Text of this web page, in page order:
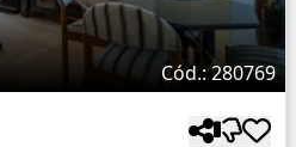
Cód.: 280769